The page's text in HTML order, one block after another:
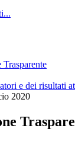
e dei risultati
2020